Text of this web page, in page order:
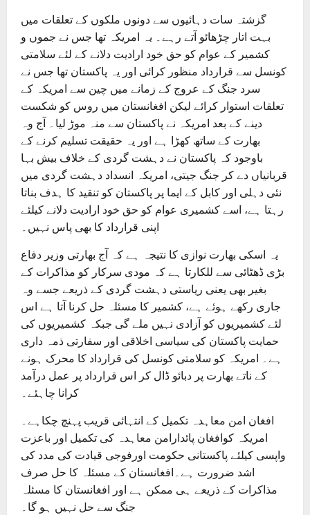
گزشتہ سات دہائیوں سے دونوں ملکوں کے تعلقات میں
بہت اتار چڑھائو آتے رہے۔ یہ امریکہ تھا جس نے جموں و
کشمیر کے عوام کو حق خود ارادیت دلانے کے لئے سلامتی
کونسل سے قرارداد منظور کرائی اور یہ پاکستان تھا جس نے
سرد جنگ کے عروج کے زمانے میں چین سے امریکہ کے
تعلقات استوار کرائے لیکن افغانستان میں روس کو شکست
دینے کے بعد امریکہ نے پاکستان سے منہ موڑ لیا۔ آج وہ
بھارت کے ساتھ کھڑا ہے اور یہ حقیقت تسلیم کرنے کے
باوجود کہ پاکستان نے دہشت گردی کے خلاف بیش بہا
قربانیاں دے کر جنگ جیتی، امریکہ انسداد دہشت گردی میں
نئی دہلی اور کابل کے ایما پر پاکستان کو تنقید کا ہدف بناتا
رہتا ہے، اسے کشمیری عوام کو حق خود ارادیت دلانے کیلئے
اپنی قرارداد کا بھی پاس نہیں۔
یہ اسکی بھارت نوازی کا نتیجہ ہے کہ آج بھارتی وزیر دفاع
بڑی ڈھٹائی سے للکارتا ہے کہ مودی سرکار کو مذاکرات کے
بغیر بھی یعنی ریاستی دہشت گردی کے ذریعے جسے وہ
جاری رکھے ہوئے ہے، کشمیر کا مسئلہ حل کرنا آتا ہے اس
لئے کشمیریوں کو آزادی نہیں ملے گی جبکہ کشمیریوں کی
حمایت پاکستان کی سیاسی اخلاقی اور سفارتی ذمہ داری
ہے۔ امریکہ کو سلامتی کونسل کی قرارداد کا محرک ہونے
کے ناتے بھارت پر دبائو ڈال کر اس قرارداد پر عمل درآمد
کرانا چاہئے۔
افغان امن معاہدہ تکمیل کے انتہائی قریب پہنچ چکاہے۔
امریکہ کوافغان پائدارامن معاہدہ کی تکمیل اور باعزت
واپسی کیلئے پاکستانی حکومت اورفوجی قیادت کی مدد کی
اشد ضرورت ہے۔افغانستان کے مسئلہ کا حل صرف
مذاکرات کے ذریعے ہی ممکن ہے اور افغانستان کا مسئلہ
جنگ سے حل نہیں ہو گا۔